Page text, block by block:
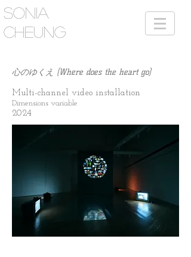
SONIA
CHEUNG
心のゆくえ (Where does the heart go)
Multi-channel video installation
Dimensions variable
2024